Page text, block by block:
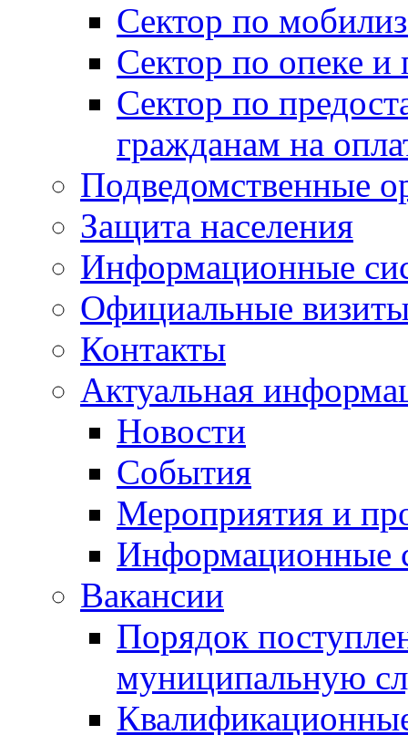
Сектор по
Сектор по опеке и
Сектор по
гражданам на
Подведомственные
Защита населения
Информационные
Официальные
Контакты
Актуальная
Новости
События
Мероприятия и
Информационные
Вакансии
Порядок
муниципальную